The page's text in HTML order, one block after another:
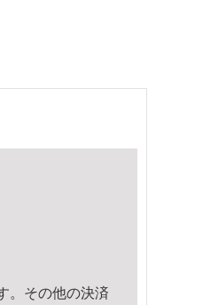
。その他の決済